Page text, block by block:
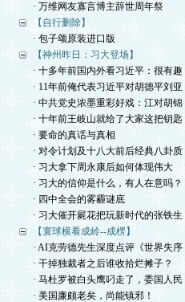
· 万维网友寡言博主辞世周年祭
【自行删除】
· 包子颂原装进口版
【神州昨日：习大登场】
· 十多年前国内外看习近平：很有趣
· 11年前俺代表习近平对胡德平刘亚
· 中共党史浓墨重彩好戏：江对胡锦
· 十年前王岐山就给了大家这把钥匙
· 要命的真话与真相
· 对令计划及十八大前后经典八卦质
· 习大拿下周永康后如何体现伟大
· 习大的信仰是什么，有人在意吗？
· 四中全会的雾霾谜底
· 习大催开屍花把玩新时代的张铁生
【寰球横看成岭--成楞】
· AI克劳德先生深度点评《世界失序
· 干掉独裁者之后谁收拾烂摊子？
· 马杜罗被白头鹰叼走了，委国人民
· 美国廉颇老矣，尚能镇邪！